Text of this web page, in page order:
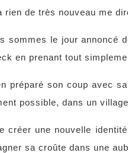
rien de très nouveau me
sommes le jour annoncé
en prenant tout
préparé son coup avec
possible, dans un
créer une nouvelle
sa croûte dans une